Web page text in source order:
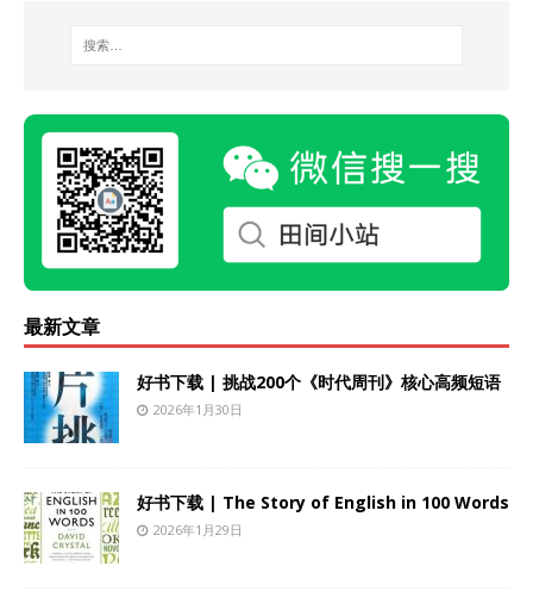
最新文章
好书下载 | 挑战200个《时代周刊》核心高频短语
2026年1月30日
好书下载 | The Story of English in 100 Words
2026年1月29日